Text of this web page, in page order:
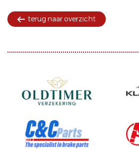
terug naar overzicht